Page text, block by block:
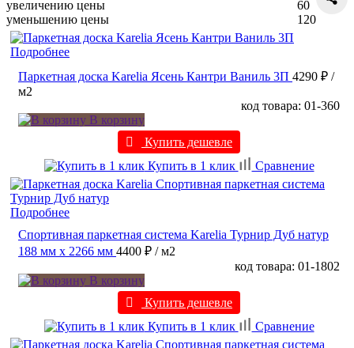
увеличению цены
уменьшению цены
60
120
Подробнее
Паркетная доска Karelia Ясень Кантри Ваниль 3П 4290 ₽ /
м2
код товара: 01-360
В корзину
Купить дешевле
Купить в 1 клик
Сравнение
Подробнее
Спортивная паркетная система Karelia Турнир Дуб натур
188 мм х 2266 мм 4400 ₽ / м2
код товара: 01-1802
В корзину
Купить дешевле
Купить в 1 клик
Сравнение